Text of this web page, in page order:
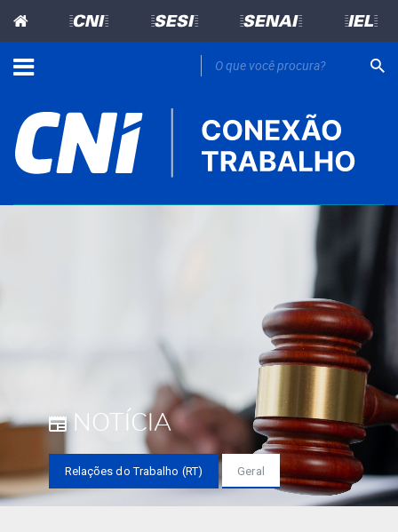
=CNI= =SESI= =SENAI= =IEL=
NOTÍCIA
Relações do Trabalho (RT) Geral